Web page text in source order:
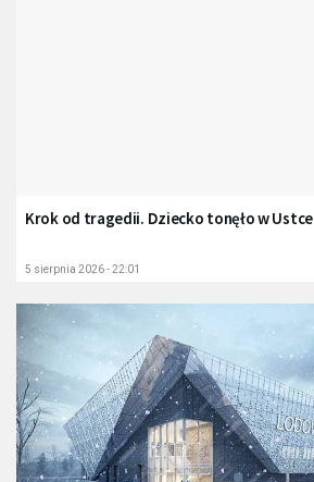
Krok od tragedii. Dziecko tonęło w Ustce
5 sierpnia 2026 - 22:01